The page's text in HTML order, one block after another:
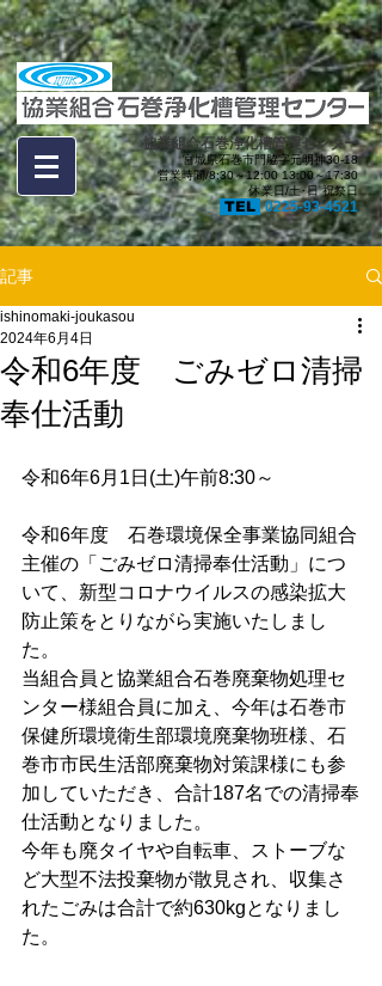
協業組合石巻浄化槽管理センター
宮城県石巻市門脇字元明神30-18
営業時間/8:30～12:00 13:00～17:30
休業日/土･日 祝祭日
TEL 0225-93-4521
記事
令和6年度 ごみゼロ清掃
奉仕活動
ishinomaki-joukasou
2024年6月4日
令和6年6月1日(土)午前8:30～
令和6年度　石巻環境保全事業協同組合
主催の「ごみゼロ清掃奉仕活動」につ
いて、新型コロナウイルスの感染拡大
防止策をとりながら実施いたしまし
た。
当組合員と協業組合石巻廃棄物処理セ
ンター様組合員に加え、今年は石巻市
保健所環境衛生部環境廃棄物班様、石
巻市市民生活部廃棄物対策課様にも参
加していただき、合計187名での清掃奉
仕活動となりました。
今年も廃タイヤや自転車、ストーブな
ど大型不法投棄物が散見され、収集さ
れたごみは合計で約630kgとなりまし
た。